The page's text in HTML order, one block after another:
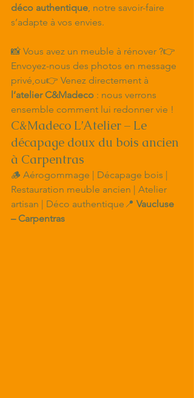
déco authentique, notre savoir-faire
s’adapte à vos envies.
📸 Vous avez un meuble à rénover ?👉
Envoyez-nous des photos en message
privé,ou👉 Venez directement à
l’atelier C&Madeco : nous verrons
ensemble comment lui redonner vie !
C&Madeco L’Atelier – Le
décapage doux du bois ancien
à Carpentras
🪵 Aérogommage | Décapage bois |
Restauration meuble ancien | Atelier
artisan | Déco authentique📍 Vaucluse
– Carpentras